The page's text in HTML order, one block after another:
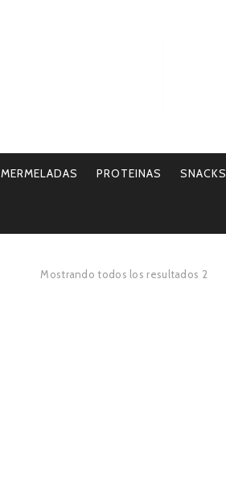
PROTEINAS SNACKS
Mostrando todos los resultados 2